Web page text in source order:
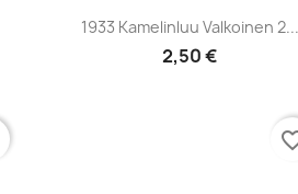
Pikakatselu
1933 Kamelinluu Valkoinen 2...
2,50 €